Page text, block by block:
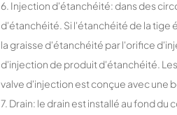
6. Injection d'étanchéité: dans des
d'étanchéité. Si l'étanchéité de la
la graisse d'étanchéité par l'orifice
d'injection de produit d'étanchéité.
valve d'injection est conçue avec une
7. Drain: le drain est installé au fond